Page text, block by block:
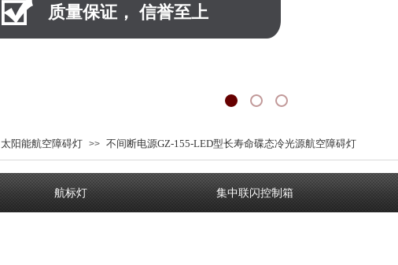
质量保证， 信誉至上
太阳能航空障碍灯 >> 不间断电源GZ-155-LED型长寿命碟态冷光源航空障碍灯
航标灯 集中联闪控制箱